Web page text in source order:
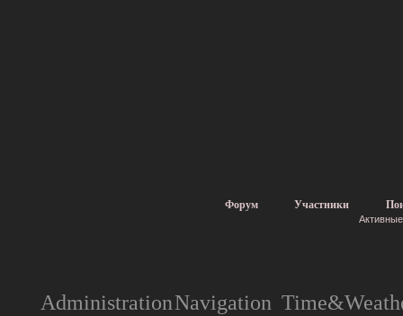
Форум Участники
AdministrationNavigation